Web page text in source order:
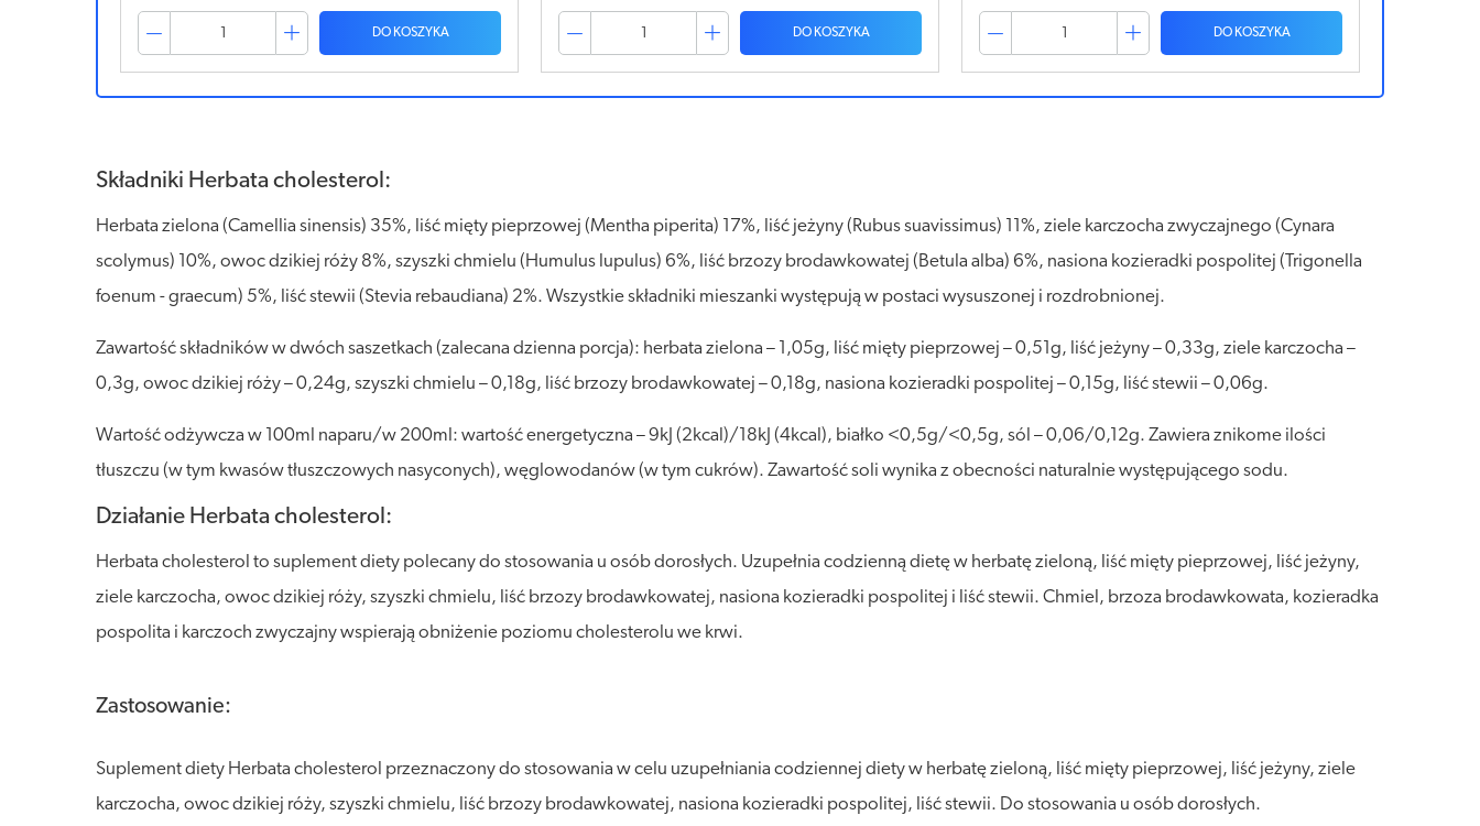
DO KOSZYKA DO KOSZYKA DO KOSZYKA
Składniki Herbata cholesterol:
Herbata zielona (Camellia sinensis) 35%, liść mięty pieprzowej (Mentha piperita) 17%, liść jeżyny (Rubus suavissimus) 11%, ziele karczocha zwyczajnego (Cynara
scolymus) 10%, owoc dzikiej róży 8%, szyszki chmielu (Humulus lupulus) 6%, liść brzozy brodawkowatej (Betula alba) 6%, nasiona kozieradki pospolitej (Trigonella
foenum - graecum) 5%, liść stewii (Stevia rebaudiana) 2%. Wszystkie składniki mieszanki występują w postaci wysuszonej i rozdrobnionej.
Zawartość składników w dwóch saszetkach (zalecana dzienna porcja): herbata zielona – 1,05g, liść mięty pieprzowej – 0,51g, liść jeżyny – 0,33g, ziele karczocha –
0,3g, owoc dzikiej róży – 0,24g, szyszki chmielu – 0,18g, liść brzozy brodawkowatej – 0,18g, nasiona kozieradki pospolitej – 0,15g, liść stewii – 0,06g.
Wartość odżywcza w 100ml naparu/w 200ml: wartość energetyczna – 9kJ (2kcal)/18kJ (4kcal), białko <0,5g/<0,5g, sól – 0,06/0,12g. Zawiera znikome ilości
tłuszczu (w tym kwasów tłuszczowych nasyconych), węglowodanów (w tym cukrów). Zawartość soli wynika z obecności naturalnie występującego sodu.
Działanie Herbata cholesterol:
Herbata cholesterol to suplement diety polecany do stosowania u osób dorosłych. Uzupełnia codzienną dietę w herbatę zieloną, liść mięty pieprzowej, liść jeżyny,
ziele karczocha, owoc dzikiej róży, szyszki chmielu, liść brzozy brodawkowatej, nasiona kozieradki pospolitej i liść stewii. Chmiel, brzoza brodawkowata, kozieradka
pospolita i karczoch zwyczajny wspierają obniżenie poziomu cholesterolu we krwi.
Zastosowanie:
Suplement diety Herbata cholesterol przeznaczony do stosowania w celu uzupełniania codziennej diety w herbatę zieloną, liść mięty pieprzowej, liść jeżyny, ziele
karczocha, owoc dzikiej róży, szyszki chmielu, liść brzozy brodawkowatej, nasiona kozieradki pospolitej, liść stewii. Do stosowania u osób dorosłych.